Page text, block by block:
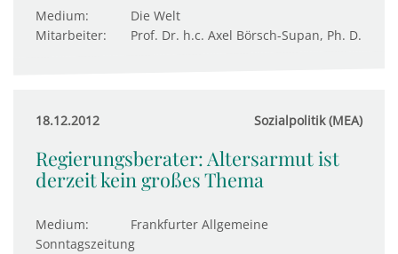
Medium:
Die Welt
Mitarbeiter:
Prof. Dr. h.c. Axel Börsch-Supan, Ph. D.
18.12.2012 Sozialpolitik (MEA)
Regierungsberater: Altersarmut ist
derzeit kein großes Thema
Medium:
Frankfurter Allgemeine
Sonntagszeitung